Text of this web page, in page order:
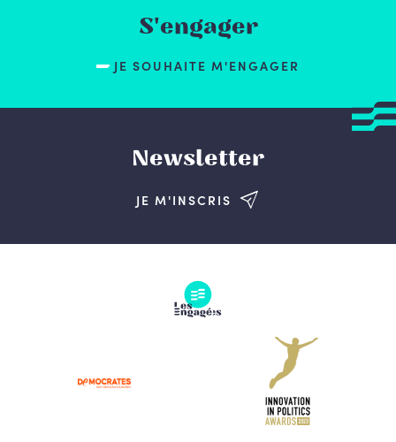
S'engager
JE SOUHAITE M'ENGAGER
Newsletter
JE M'INSCRIS